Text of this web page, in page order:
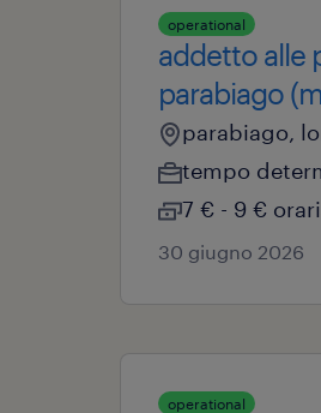
operational
addetto alle
parabiago
parabiago,
tempo
7 € - 9 €
30 giugno 2026
operational